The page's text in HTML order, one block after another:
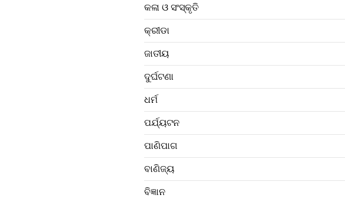
କଳା ଓ ସଂସ୍କୃତି
କ୍ରୀଡା
ଜାତୀୟ
ଦୁର୍ଘଟଣା
ଧର୍ମ
ପର୍ଯ୍ୟଟନ
ପାଣିପାଗ
ବାଣିଜ୍ୟ
ବିଜ୍ଞାନ